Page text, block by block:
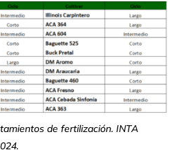
de fertilización. INTA